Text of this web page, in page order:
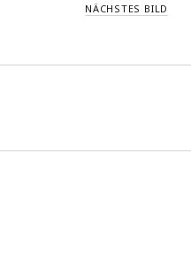
NÄCHSTES BILD